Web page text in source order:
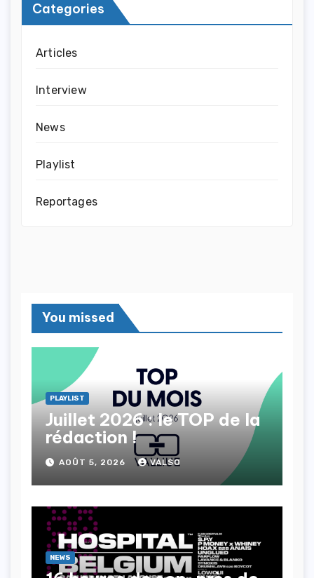
Categories
Articles
Interview
News
Playlist
Reportages
You missed
PLAYLIST
Juillet 2026 : le TOP de la
rédaction !
AOÛT 5, 2026 VALSO
NEWS